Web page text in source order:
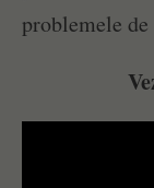
problemele